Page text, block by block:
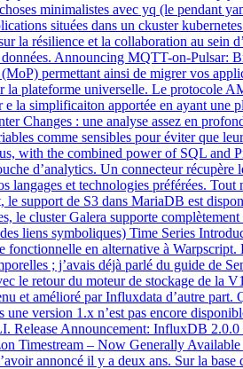
minimalistes avec yq (le pendant
situées dans un ckuster
la résilience et la collaboration au sein
Announcing MQTT-on-
permettant ainsi de migrer vos
plateforme universelle. Le protocole
e la simplificaiton apportée en ayant
Changes : une analyse assez en
comme sensibles pour éviter que
with the combined power of SQL and
d’analytics. Un connecteur
et technologies préférées.
support de S3 dans MariaDB est
le cluster Galera supporte
liens symboliques) Time Series
en alternative à
; j’avais déjà parlé du guide
retour du moteur de stockage de la
et amélioré par Influxdata d’autre
version 1.x n’est pas encore
Release Announcement: InfluxDB
Timestream – Now Generally
annoncé il y a deux ans. Sur la